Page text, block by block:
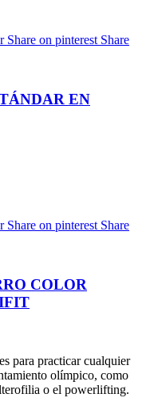
Share on pinterest Share
EN
Share on pinterest Share
COLOR
para practicar cualquier
olímpico, como
o el powerlifting.